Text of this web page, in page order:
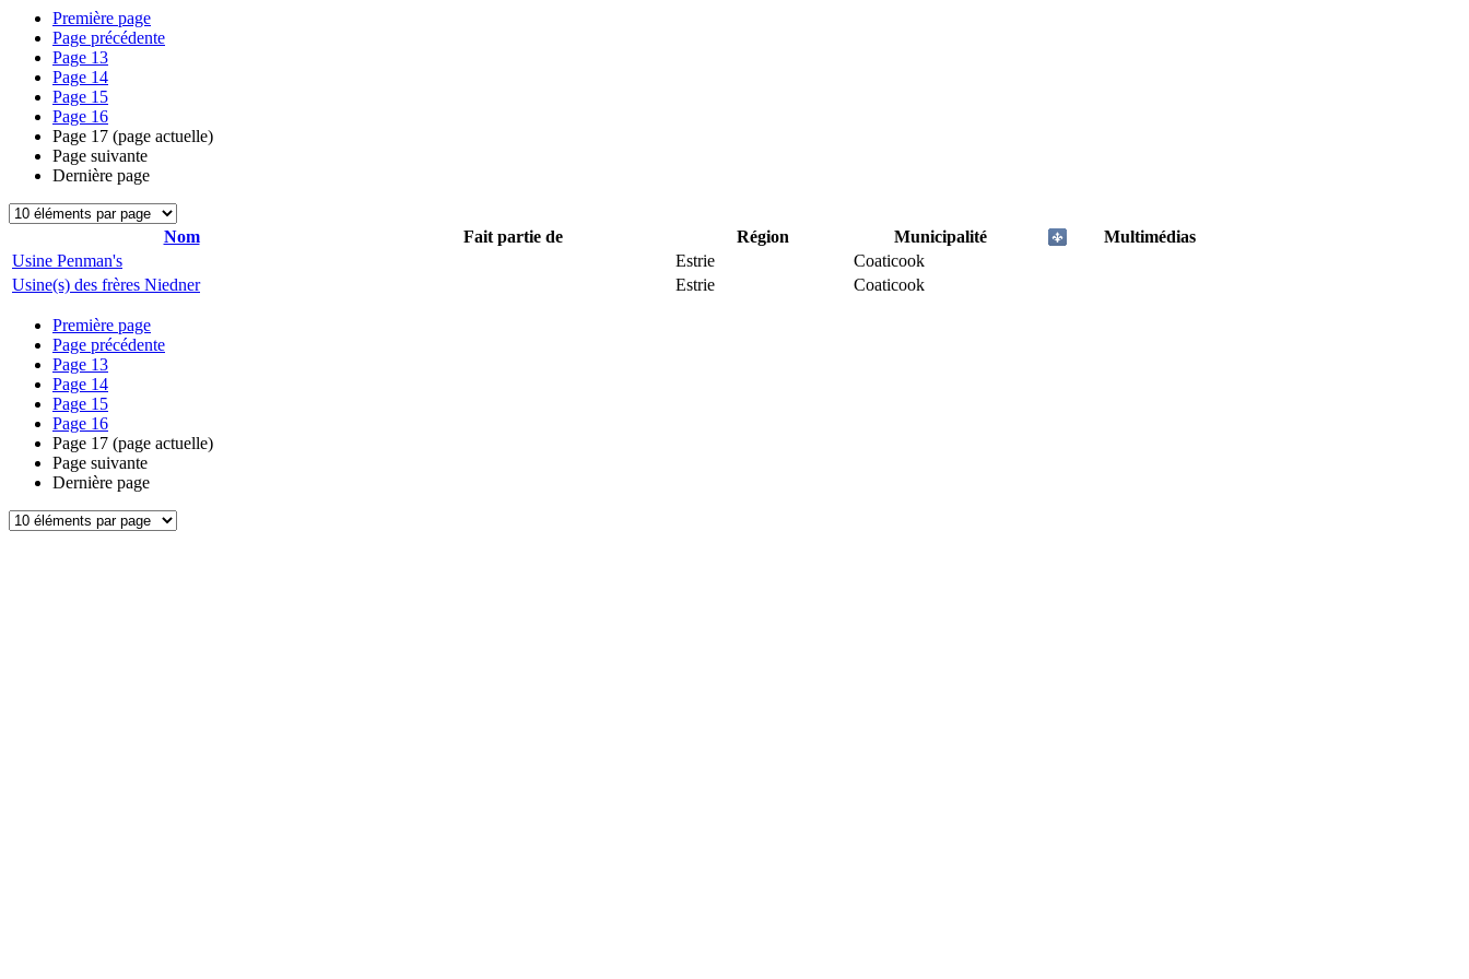
Première page
Page précédente
Page 13
Page 14
Page 15
Page 16
Page 17 (page actuelle)
Page suivante
Dernière page
Nom Fait partie de Région Municipalité
Multimédias
Usine Penman's
Estrie
Coaticook
Usine(s) des frères Niedner
Estrie Coaticook
Première page
Page précédente
Page 13
Page 14
Page 15
Page 16
Page 17 (page actuelle)
Page suivante
Dernière page